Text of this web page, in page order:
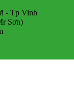
- Tp Vinh
Sơn)